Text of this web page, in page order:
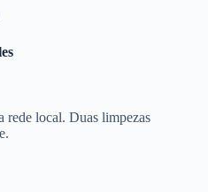
rede local. Duas limpezas